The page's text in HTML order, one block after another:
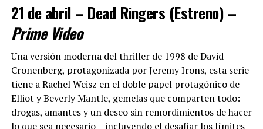
21 de abril – Dead Ringers (Estreno) –
Prime Video
Una versión moderna del thriller de 1998 de David
Cronenberg, protagonizada por Jeremy Irons, esta serie
tiene a Rachel Weisz en el doble papel protagónico de
Elliot y Beverly Mantle, gemelas que comparten todo:
drogas, amantes y un deseo sin remordimientos de hacer
lo que sea necesario – incluyendo el desafiar los límites